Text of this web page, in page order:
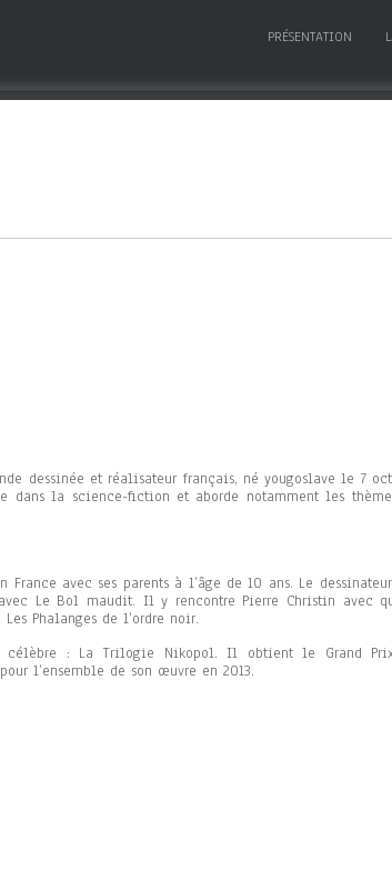
PRÉSENTATION
dessinée et réalisateur français, né yougoslave le 7
dans la science-fiction et aborde notamment les
avec ses parents à l’âge de 10 ans. Le
Le Bol maudit. Il y rencontre Pierre Christin avec
Phalanges de l’ordre noir.
: La Trilogie Nikopol. Il obtient le Grand
l’ensemble de son œuvre en 2013.